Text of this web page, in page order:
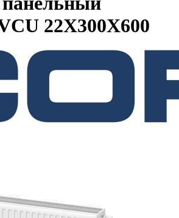
22Х300X600